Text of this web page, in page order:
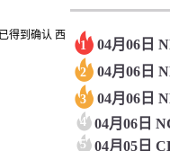
1
2
3
4
5